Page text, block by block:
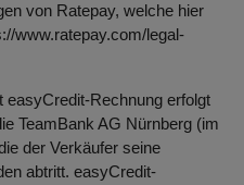
von Ratepay, welche hier
www.ratepay.com/legal-
easyCredit-Rechnung erfolgt
TeamBank AG Nürnberg (im
der Verkäufer seine
abtritt. easyCredit-